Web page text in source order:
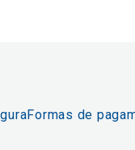
Formas de